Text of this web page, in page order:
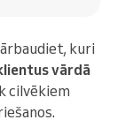
kuri
vārdā
cilvēkiem